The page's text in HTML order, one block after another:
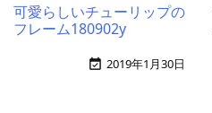
可愛らしいチューリップの
フレーム180902y
 2019年1月30日